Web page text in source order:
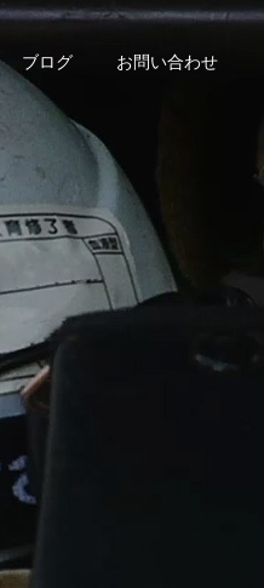
ブログ お問い合わせ